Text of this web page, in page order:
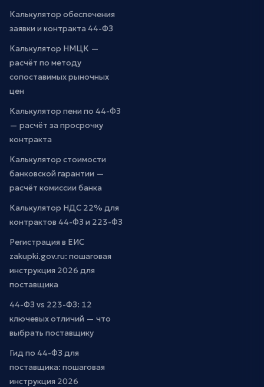
Калькулятор обеспечения
заявки и контракта 44-ФЗ
Калькулятор НМЦК —
расчёт по методу
сопоставимых рыночных
цен
Калькулятор пени по 44-ФЗ
— расчёт за просрочку
контракта
Калькулятор стоимости
банковской гарантии —
расчёт комиссии банка
Калькулятор НДС 22% для
контрактов 44-ФЗ и 223-ФЗ
Регистрация в ЕИС
zakupki.gov.ru: пошаговая
инструкция 2026 для
поставщика
44-ФЗ vs 223-ФЗ: 12
ключевых отличий — что
выбрать поставщику
Гид по 44-ФЗ для
поставщика: пошаговая
инструкция 2026